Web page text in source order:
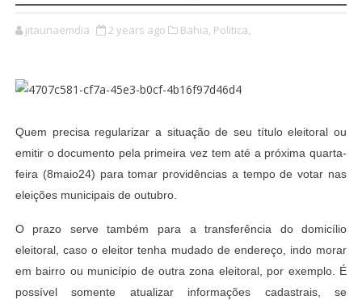
jitaunaemdia 2 years ago Bahia, Politica,
Quem precisa regularizar a situação de seu título eleitoral ou
emitir o documento pela primeira vez tem até a próxima quarta-
feira (8maio24) para tomar providências a tempo de votar nas
eleições municipais de outubro.
O prazo serve também para a transferência do domicílio
eleitoral, caso o eleitor tenha mudado de endereço, indo morar
em bairro ou município de outra zona eleitoral, por exemplo. É
possível somente atualizar informações cadastrais, se